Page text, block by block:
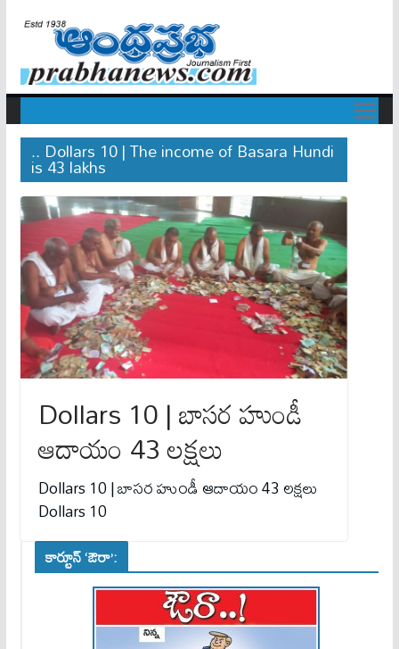
.. Dollars 10 | The income of Basara Hundi
is 43 lakhs
Dollars 10 | బాసర హుండీ
ఆదాయం 43 లక్షలు
Dollars 10 | బాసర హుండీ ఆదాయం 43 లక్షలు
Dollars 10
కార్టూన్ ‘ఔరా’: